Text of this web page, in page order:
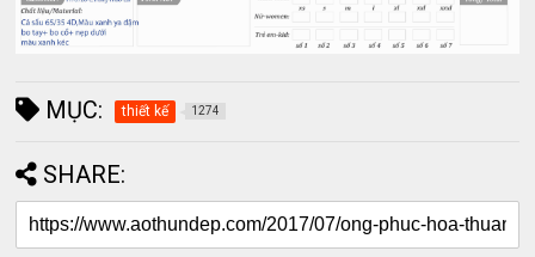
MỤC: thiết kế 1274
SHARE: